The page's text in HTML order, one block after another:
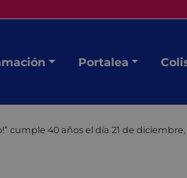
Portalea
cumple 40 años el día 21 de